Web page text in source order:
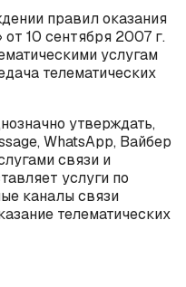
правил оказания
от 10 сентября 2007 г.
услугам
телематических
утверждать,
WhatsApp, Вайбер
связи и
услуги по
каналы связи
телематических